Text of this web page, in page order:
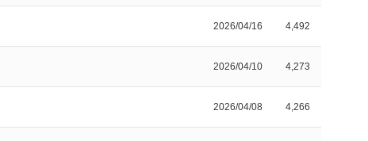
2026/04/16 4,492
2026/04/10 4,273
2026/04/08 4,266